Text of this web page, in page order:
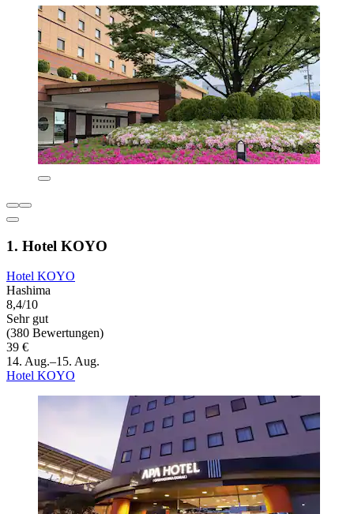
1. Hotel KOYO
Hotel KOYO
Hashima
8,4/10
Sehr gut
(380 Bewertungen)
39 €
14. Aug.–15. Aug.
Hotel KOYO